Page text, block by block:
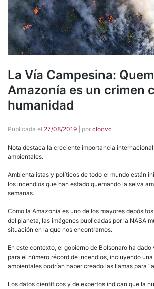
La Vía Campesina:
Amazonía es un crimen
humanidad
Publicada el 27/08/2019 por clocvc
Nota destaca la creciente importancia
ambientales.
Ambientalistas y políticos de todo el mundo están
los incendios que han estado quemando la selva
semanas.
Como la Amazonia es uno de los mayores
del planeta, las imágenes publicadas por la NASA
situación en la que nos encontramos.
En este contexto, el gobierno de Bolsonaro ha
para el número récord de incendios, incluyendo
ambientales podrían haber creado las llamas para
Los datos científicos y de expertos indican que la